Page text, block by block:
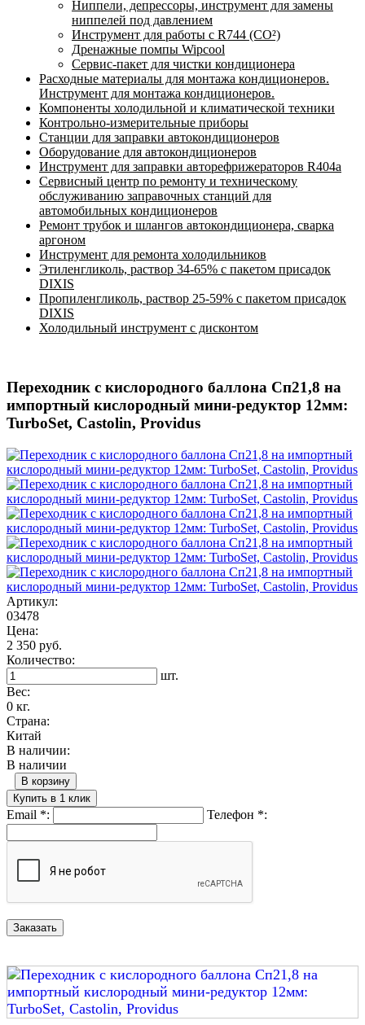
Ниппели, депрессоры, инструмент для замены
ниппелей под давлением
Инструмент для работы с R744 (CO²)
Дренажные помпы Wipcool
Сервис-пакет для чистки кондиционера
Расходные материалы для монтажа кондиционеров.
Инструмент для монтажа кондиционеров.
Компоненты холодильной и климатической техники
Контрольно-измерительные приборы
Станции для заправки автокондиционеров
Оборудование для автокондиционеров
Инструмент для заправки авторефрижераторов R404a
Сервисный центр по ремонту и техническому
обслуживанию заправочных станций для
автомобильных кондиционеров
Ремонт трубок и шлангов автокондиционера, сварка
аргоном
Инструмент для ремонта холодильников
Этиленгликоль, раствор 34-65% с пакетом присадок
DIXIS
Пропиленгликоль, раствор 25-59% с пакетом присадок
DIXIS
Холодильный инструмент с дисконтом
Переходник с кислородного баллона Сп21,8 на
импортный кислородный мини-редуктор 12мм:
TurboSet, Castolin, Providus
Артикул:
03478
Цена:
2 350 руб.
Количество:
шт.
Вес:
0 кг.
Страна:
Китай
В наличии:
В наличии
В корзину
Купить в 1 клик
Email *: Телефон *: